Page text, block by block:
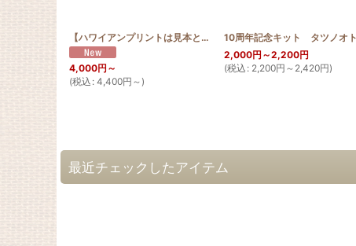
【ハワイアンプリントは見本と同じ色合い限定】お散歩 サコッシュ ジンベエザメ グンジョ
4,000円 ～
(税込 : 4,400円 ～)
2,000円 ～2,200円
(税込 : 2,200円 ～2,420円)
最近チェックしたアイテム